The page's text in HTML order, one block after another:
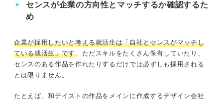
センスが企業の方向性とマッチするか確認するた
め
企業が採用したいと考える就活生は「自社とセンスがマッチし
ている就活生」です。ただスキルをたくさん保有していたり、
センスのある作品を作れたりするだけでは必ずしも採用される
とは限りません。
たとえば、和テイストの作品をメインに作成するデザイン会社